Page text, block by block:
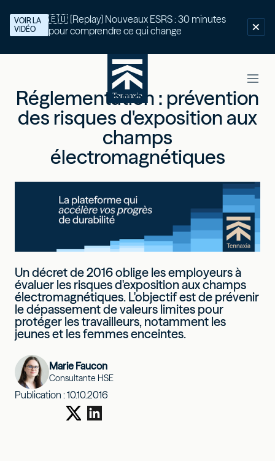
🇪🇺 [Replay] Nouveaux ESRS : 30 minutes
pour comprendre ce qui change
VOIR LA
VIDÉO
Réglementation : prévention
des risques d'exposition aux
champs
électromagnétiques
Un décret de 2016 oblige les employeurs à
évaluer les risques d'exposition aux champs
électromagnétiques. L'objectif est de prévenir
le dépassement de valeurs limites pour
protéger les travailleurs, notamment les
jeunes et les femmes enceintes.
Marie Faucon
Consultante HSE
Publication :10.10.2016